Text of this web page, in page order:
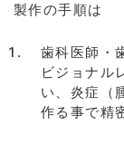
製作の手順は
歯科医師・
ビジョナル
い、炎症（
作る事で精